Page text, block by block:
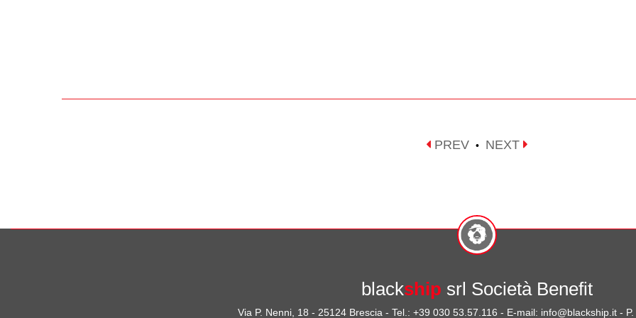
PREV • NEXT
blackship srl Società Benefit
Via P. Nenni, 18 - 25124 Brescia - Tel.: +39 030 53.57.116 - E-mail: info@blackship.it -